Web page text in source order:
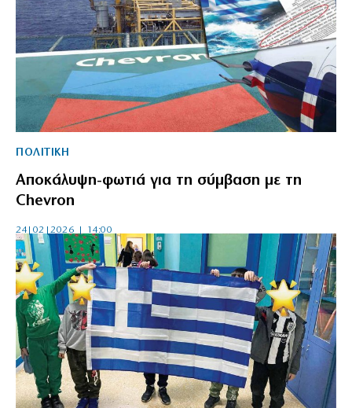
ΠΟΛΙΤΙΚΗ
Αποκάλυψη-φωτιά για τη σύμβαση με τη
Chevron
24|02|2026 | 14:00